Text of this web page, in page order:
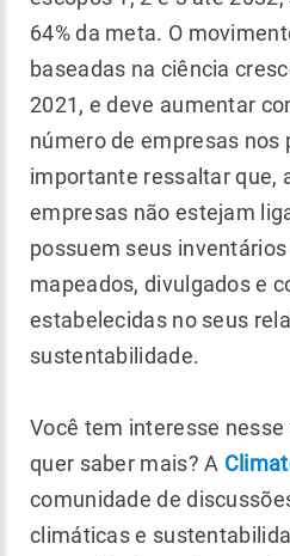
64% da meta. O
baseadas na ciência
2021, e deve aumentar
número de empresas nos
importante ressaltar que,
empresas não estejam
possuem seus
mapeados, divulgados e
estabelecidas no seus
sustentabilidade.
Você tem interesse
quer saber mais? A
comunidade de
climáticas e